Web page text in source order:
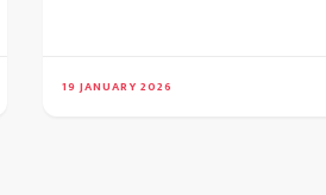
19 JANUARY 2026